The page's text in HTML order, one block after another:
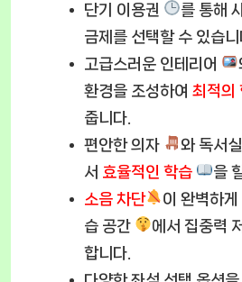
단기 이용권
를 통해
금제를 선택할 수 있습니
고급스러운 인테리어
환경을 조성하여 최적의
줍니다.
편안한 의자
와 독서
서 효율적인 학습
을
소음 차단
이 완벽하
습 공간
에서 집중력
합니다.